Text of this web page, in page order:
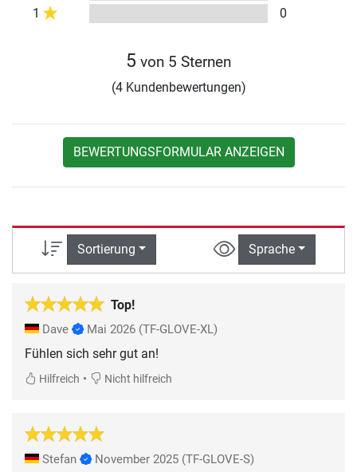
1
0
5 von 5 Sternen
(4 Kundenbewertungen)
BEWERTUNGSFORMULAR ANZEIGEN
Sortierung Sprache
Top!
Dave Mai 2026 (TF-GLOVE-XL)
Fühlen sich sehr gut an!
Hilfreich • Nicht hilfreich
Stefan November 2025 (TF-GLOVE-S)